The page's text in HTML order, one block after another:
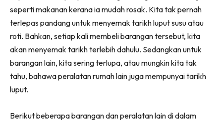
seperti makanan kerana ia mudah rosak. Kita tak pernah
terlepas pandang untuk menyemak tarikh luput susu atau
roti. Bahkan, setiap kali membeli barangan tersebut, kita
akan menyemak tarikh terlebih dahulu. Sedangkan untuk
barangan lain, kita sering terlupa, atau mungkin kita tak
tahu, bahawa peralatan rumah lain juga mempunyai tarikh
luput.
Berikut beberapa barangan dan peralatan lain di dalam